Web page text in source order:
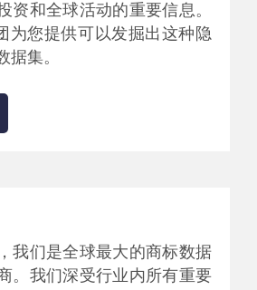
资和全球活动的重要信息。
为您提供可以发掘出这种隐
据集。
我们是全球最大的商标数据
。我们深受行业内所有重要